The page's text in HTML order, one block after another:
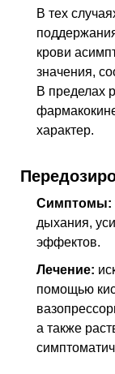
В тех
крови
значения,
В пределах
характер.
Симптомы:
дыхания,
эффектов.
Лечение:
помощью
а также